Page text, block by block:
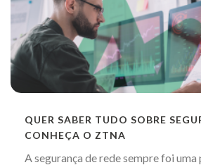
QUER SABER TUDO SOBRE
CONHEÇA O ZTNA
A segurança de rede sempre foi